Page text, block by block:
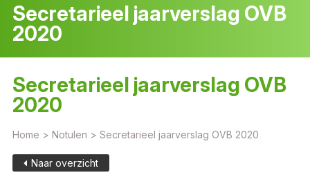
Secretarieel jaarverslag OVB
2020
Secretarieel jaarverslag OVB
2020
Home > Notulen > Secretarieel jaarverslag OVB 2020
Naar overzicht